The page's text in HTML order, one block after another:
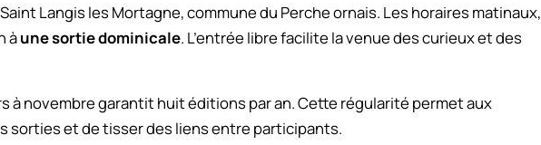
Langis les Mortagne, commune du Perche ornais. Les horaires matinaux,
àune sortie dominicale. L’entrée libre facilite la venue des curieux et des
à novembre garantit huit éditions par an. Cette régularité permet aux
sorties et de tisser des liens entre participants.